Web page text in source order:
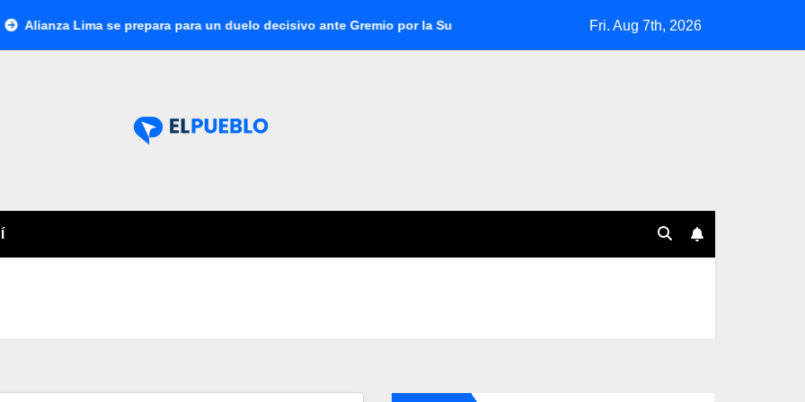
Lima se prepara para un duelo decisivo ante Gremio por la Sudamericana 2025 Fabián Bustos, al borde de la salida en
Fri. Aug 7th, 2026